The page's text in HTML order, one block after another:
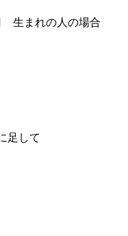
生まれの人の場合
足して